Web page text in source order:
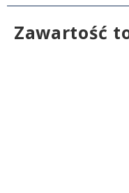
Zawartość